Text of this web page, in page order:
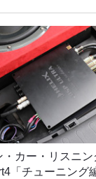
・カー・リスニ
「チューニング